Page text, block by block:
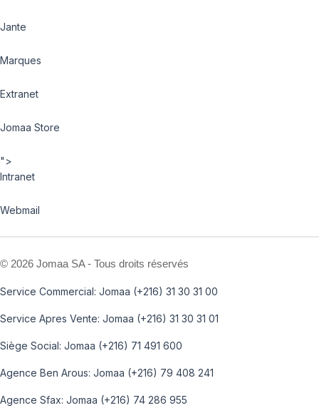
Jante
Marques
Extranet
Jomaa Store
">
Intranet
Webmail
© 2026 Jomaa SA - Tous droits réservés
Service Commercial: Jomaa (+216) 31 30 31 00
Service Apres Vente: Jomaa (+216) 31 30 31 01
Siège Social: Jomaa (+216) 71 491 600
Agence Ben Arous: Jomaa (+216) 79 408 241
Agence Sfax: Jomaa (+216) 74 286 955